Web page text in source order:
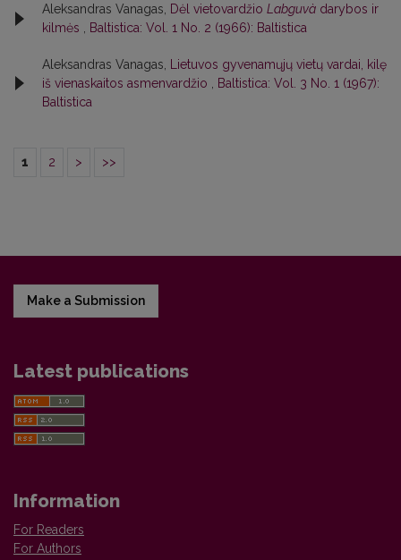
Aleksandras Vanagas, Dėl vietovardžio Labguvà darybos ir
kilmės
Baltistica: Vol. 1 No. 2 (1966): Baltistica
Aleksandras Vanagas,
Lietuvos gyvenamųjų vietų vardai, kilę
iš vienaskaitos asmenvardžio
Baltistica: Vol. 3 No. 1 (1967):
Baltistica
1 2 > >>
Make a Submission
Latest publications
Information
For Readers
For Authors